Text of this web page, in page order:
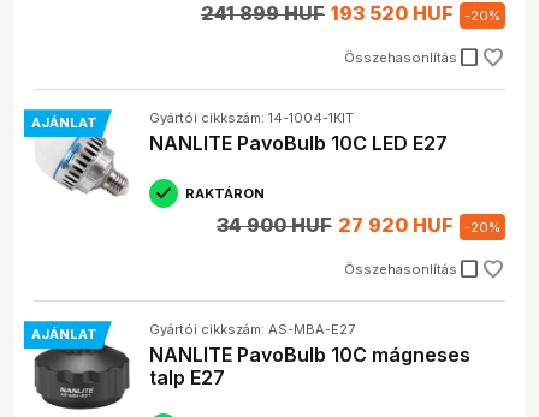
Összehasonlítás check_box_outline_blank
241 899 HUF 193 520 HUF -20%
AJÁNLAT Gyártói cikkszám: 14-1004-1KIT
NANLITE PavoBulb 10C LED E27
RAKTÁRON
Összehasonlítás check_box_outline_blank
34 900 HUF 27 920 HUF -20%
AJÁNLAT Gyártói cikkszám: AS-MBA-E27
NANLITE PavoBulb 10C mágneses
talp E27